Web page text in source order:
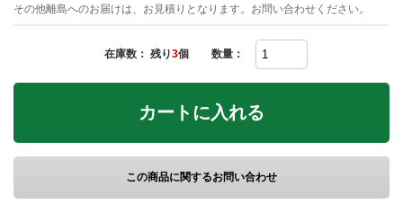
その他離島へのお届けは、お見積りとなります。お問い合わせください。
在庫数： 残り3個 数量：
カートに入れる
この商品に関するお問い合わせ